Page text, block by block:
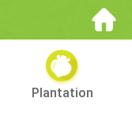
Plantation